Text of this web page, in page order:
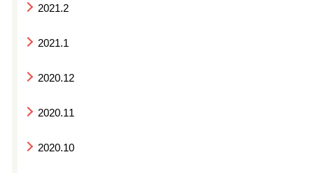
2021.2
2021.1
2020.12
2020.11
2020.10